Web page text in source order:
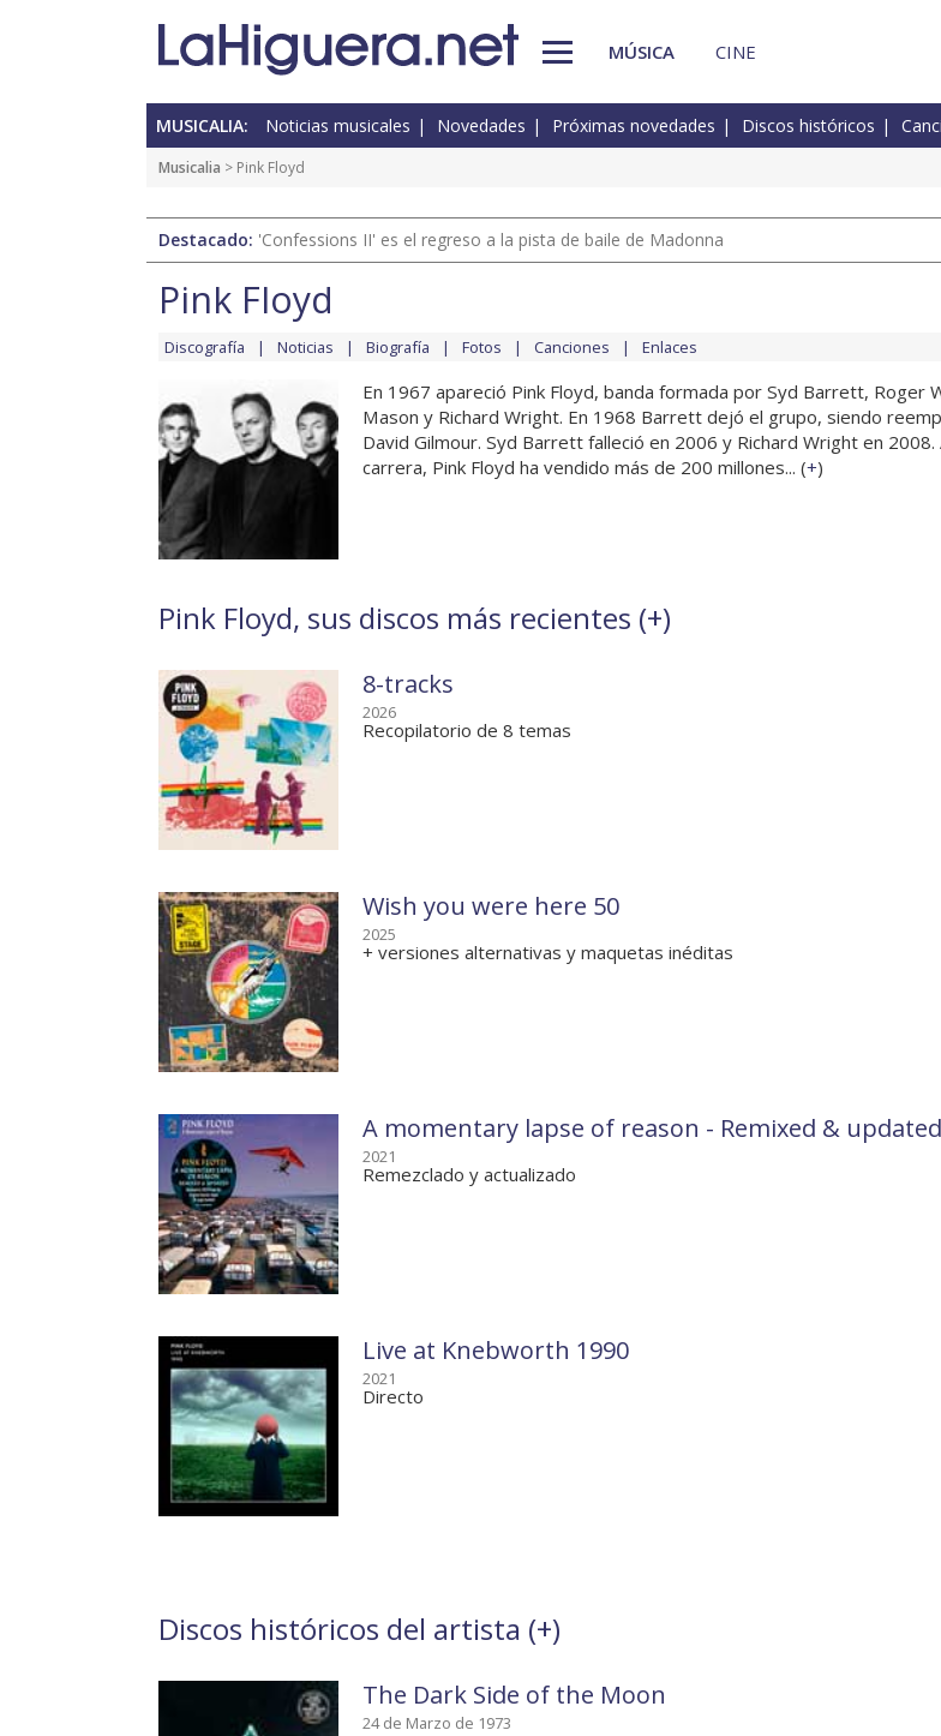
MÚSICA CINE
MUSICALIA: Noticias musicales Novedades Próximas novedades Discos históricos
Musicalia > Pink Floyd
Destacado: 'Confessions II' es el regreso a la pista de baile de Madonna
Pink Floyd
Discografía Noticias Biografía Fotos Canciones Enlaces
En 1967 apareció Pink Floyd, banda formada por Syd Barrett, Roger
Mason y Richard Wright. En 1968 Barrett dejó el grupo, siendo
David Gilmour. Syd Barrett falleció en 2006 y Richard Wright en
carrera, Pink Floyd ha vendido más de 200 millones... (+)
Pink Floyd, sus discos más recientes (+)
8-tracks
2026
Recopilatorio de 8 temas
Wish you were here 50
2025
+ versiones alternativas y maquetas inéditas
A momentary lapse of reason - Remixed & updated
2021
Remezclado y actualizado
Live at Knebworth 1990
2021
Directo
Discos históricos del artista (+)
The Dark Side of the Moon
24 de Marzo de 1973